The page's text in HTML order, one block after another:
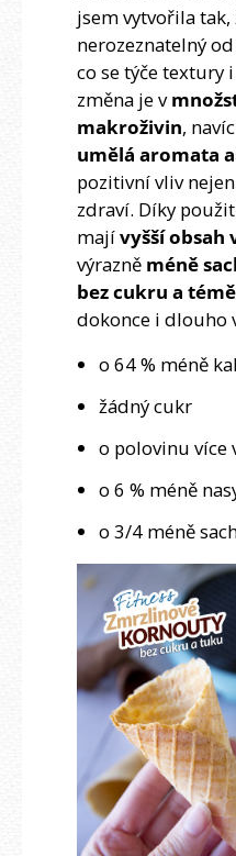
jsem vytvořila
nerozeznatelný
co se týče textury
změna je v
makroživin,
umělá aromata
pozitivní vliv
zdraví. Díky
majívyšší obsah
výrazně méně
bez cukru a
dokonce i dlouho
o 64 % méně
žádný cukr
o polovinu více
o 6 % méně
o 3/4 méně